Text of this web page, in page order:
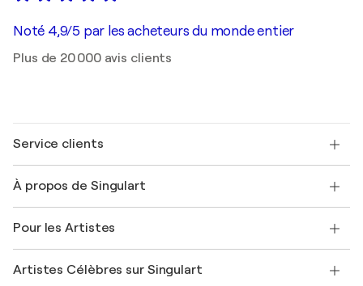
Noté 4,9/5 par les acheteurs du monde entier
Plus de 20 000 avis clients
Service clients
Expédition
Offrir une carte cadeau
Rejoignez notre programme commercial
Mon compte
À propos de Singulart
FAQ
Magazine Singulart
Pour les Artistes
Se connecter en tant qu'Artiste
Artistes Célèbres sur Singulart